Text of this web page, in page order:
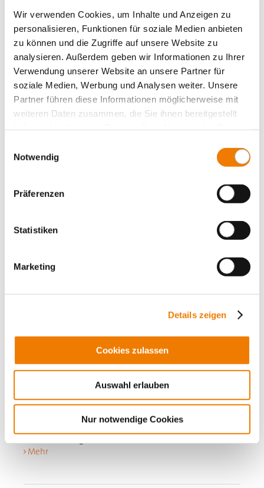
Wir verwenden Cookies, um Inhalte und Anzeigen zu
personalisieren, Funktionen für soziale Medien anbieten
zu können und die Zugriffe auf unsere Website zu
analysieren. Außerdem geben wir Informationen zu Ihrer
Verwendung unserer Website an unsere Partner für
soziale Medien, Werbung und Analysen weiter. Unsere
Partner führen diese Informationen möglicherweise mit
weiteren Daten zusammen, die Sie ihnen bereitgestellt
Notwendig
Präferenzen
Statistiken
Marketing
Details zeigen
Cookies zulassen
Auswahl erlauben
Nur notwendige Cookies
01097000
Lamellierte Kupferschiene, verzinnt, isoliert
5x 40 x 1
Mehr
Lamellierte Kupferschiene, verzinnt, isoliert
Mehr